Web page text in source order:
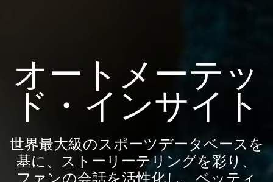
オートメーテッ
ド・インサイト
世界最大級のスポーツデータベースを
基に、ストーリーテリングを彩り、
ファンの会話を活性化し、ベッティ